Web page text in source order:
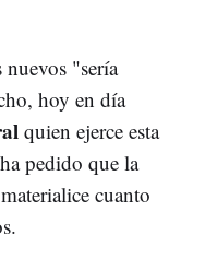
"sería
hoy en día
quien ejerce esta
pedido que la
cuanto